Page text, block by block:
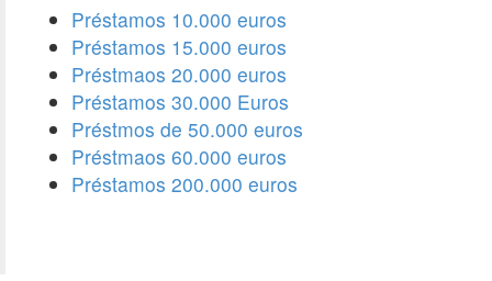
Préstamos 10.000 euros
Préstamos 15.000 euros
Préstmaos 20.000 euros
Préstamos 30.000 Euros
Préstmos de 50.000 euros
Préstmaos 60.000 euros
Préstamos 200.000 euros